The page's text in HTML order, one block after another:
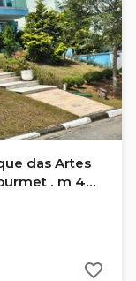
das Artes
. m 4
Spa